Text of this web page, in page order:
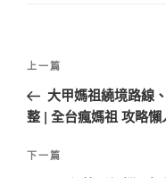
文
導
覽
上
一
篇
章
上一篇
大甲媽祖繞境路線
整 | 全台瘋媽祖 攻略懶
下
下一篇